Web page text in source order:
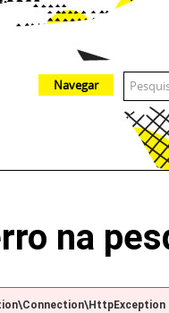
Navegar
na